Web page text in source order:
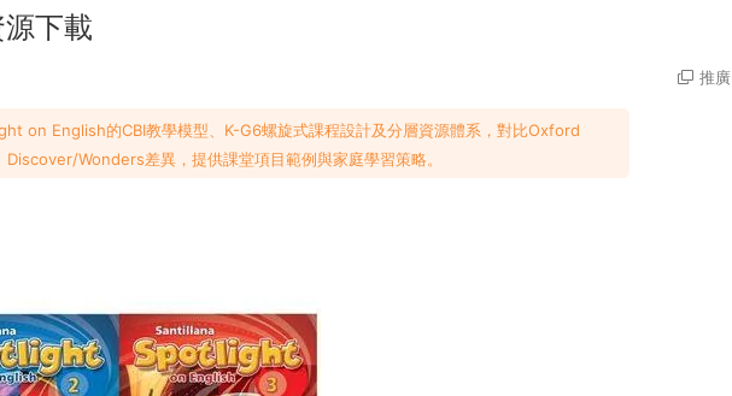
下載
推廣
on English的CBI教學模型、K-G6螺旋式課程設計及分層資源體系，對比Oxford
Discover/Wonders差異，提供課堂項目範例與家庭學習策略。